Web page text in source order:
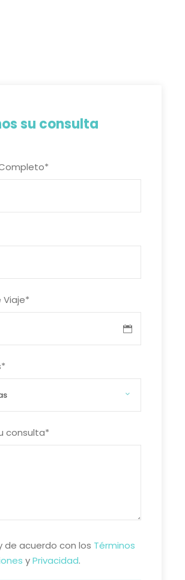
su consulta
*
Viaje*
*
consulta*
de acuerdo con los Términos
yPrivacidad.